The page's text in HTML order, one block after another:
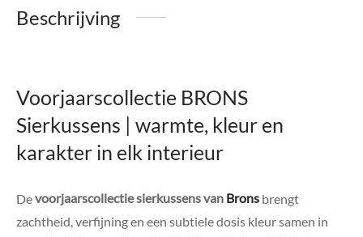
Beschrijving
Voorjaarscollectie BRONS
Sierkussens | warmte, kleur en
karakter in elk interieur
Devoorjaarscollectie sierkussens van Brons brengt
zachtheid, verfijning en een subtiele dosis kleur samen in